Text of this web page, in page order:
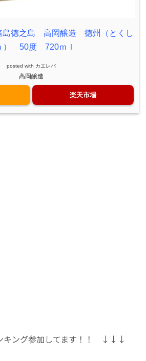
島徳之島 高岡醸造 徳州（とくし
） 50度 720ｍｌ
posted with カエレバ
高岡醸造
楽天市場
グ参加してます！！ ↓↓↓